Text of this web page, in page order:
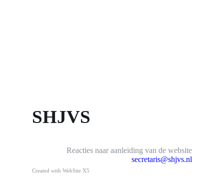
SHJVS
Reacties naar aanleiding van de website
secretaris@shjvs.nl
Created with WebSite X5